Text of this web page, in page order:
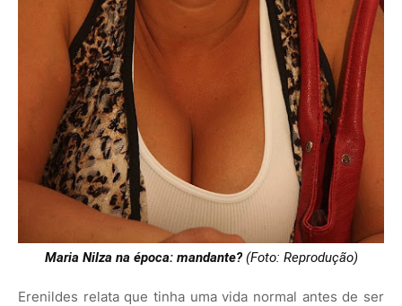
Maria Nilza na época: mandante?(Foto: Reprodução)
Erenildes relata que tinha uma vida normal antes de ser